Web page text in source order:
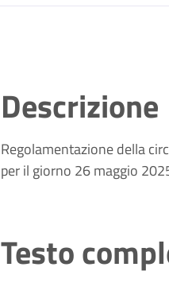
Descrizione
Regolamentazione della
per il giorno 26 maggio
Testo